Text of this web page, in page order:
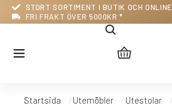
STORT SORTIMENT I BUTIK OCH ONLINE
FRI FRAKT ÖVER 5000KR *
Du är här:
Startsida Utemöbler Utestolar